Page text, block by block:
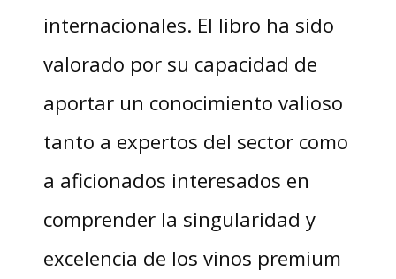
internacionales. El libro ha sido
valorado por su capacidad de
aportar un conocimiento valioso
tanto a expertos del sector como
a aficionados interesados en
comprender la singularidad y
excelencia de los vinos premium